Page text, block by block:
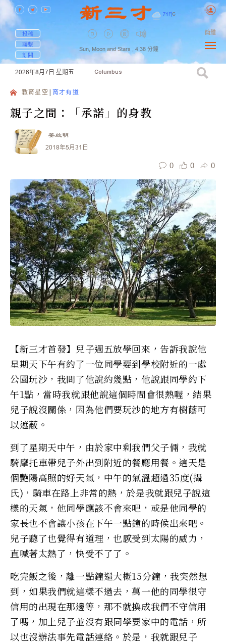
71 F| C
投稿
聯繫
訂閱
Sun, Moon and Stars , 4:38 分鐘
簡體
2026年8月7日 星期五 Columbus
教育星空 育才有道
親子之間：「承諾」的身教
姜啟明
2018年5月31日
0 0 0
【新三才首發】兒子週五放學回來，告訴我說他
星期天下午有約了一位同學要到學校附近的一處
公園玩沙，我問了他說約幾點，他說跟同學約下
午1點，當時我就跟他說這個時間會很熱喔，結果
兒子說沒關係，因為他們要玩沙的地方有樹蔭可
以遮蔽。
到了星期天中午，由於家中剩我們父子倆，我就
騎摩托車帶兒子外出到附近的餐廳用餐。這天是
個艷陽高照的好天氣，中午的氣溫超過35度(攝
氏)，騎車在路上非常的熱，於是我就跟兒子說這
樣的天氣，他同學應該不會來吧，或是他同學的
家長也不會讓小孩在下午一點鐘的時候出來吧。
兒子聽了也覺得有道理，也感受到太陽的威力，
直喊著太熱了，快受不了了。
吃完飯之後，離一點鐘還大概15分鐘，我突然想
到，如果我們就這樣不過去，萬一他的同學很守
信用的出現在那邊等，那不就換成我們不守信用
了嗎，加上兒子並沒有跟同學要家中的電話，所
以也沒辦法事先電話連絡。於是，我就跟兒子